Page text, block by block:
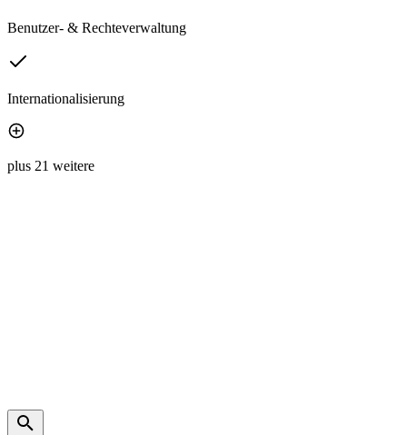
Benutzer- & Rechteverwaltung
Internationalisierung
plus 21 weitere